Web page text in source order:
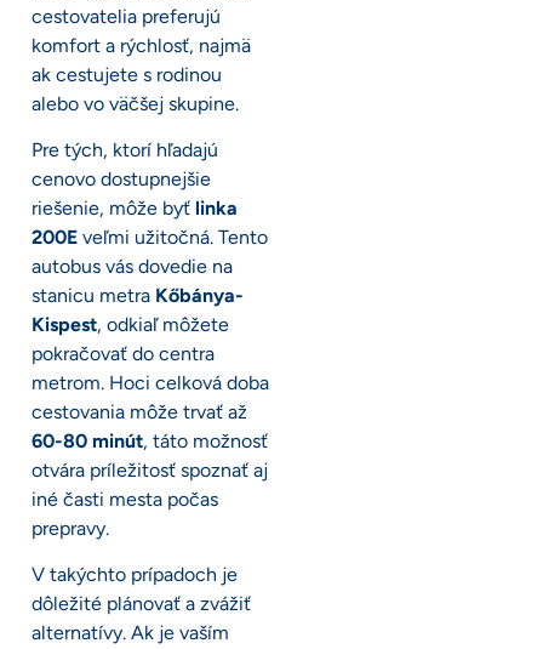
cestovatelia preferujú
komfort a rýchlosť, najmä
ak cestujete s rodinou
alebo vo väčšej skupine.
Pre tých, ktorí hľadajú
cenovo dostupnejšie
riešenie, môže byť linka
200E veľmi užitočná. Tento
autobus vás dovedie na
stanicu metra Kőbánya-
Kispest, odkiaľ môžete
pokračovať do centra
metrom. Hoci celková doba
cestovania môže trvať až
60-80 minút, táto možnosť
otvára príležitosť spoznať aj
iné časti mesta počas
prepravy.
V takýchto prípadoch je
dôležité plánovať a zvážiť
alternatívy. Ak je vaším